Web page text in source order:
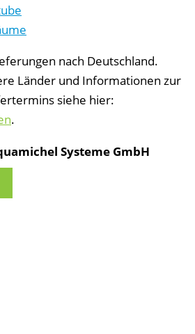
nach Deutschland.
Länder und Informationen zur
siehe hier:
.
Systeme GmbH